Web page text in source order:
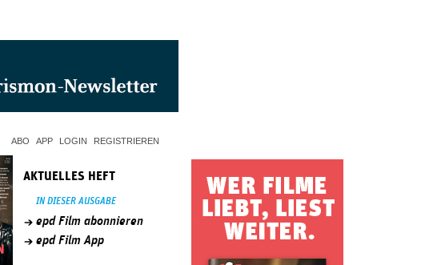
ABO APP LOGIN REGISTRIEREN
AKTUELLES HEFT
IN DIESER AUSGABE
epd Film abonnieren
epd Film App